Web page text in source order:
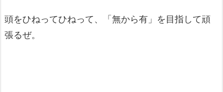
頭をひねってひねって、「無から有」を目指して頑
張るぜ。